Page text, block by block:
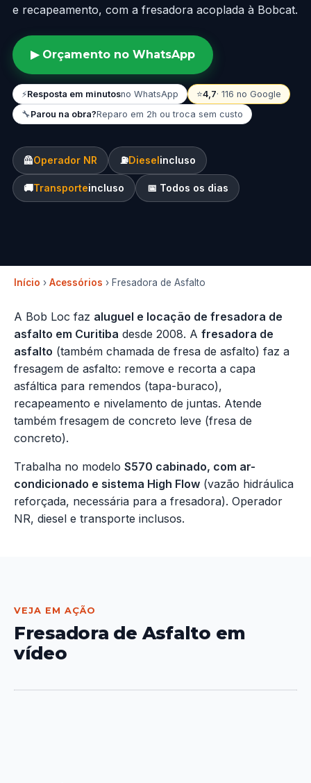
e recapeamento, com a fresadora acoplada à Bobcat.
▶ Orçamento no WhatsApp
⚡Resposta em minutosno WhatsApp ⭐4,7· 116 no Google
🔧Parou na obra?Reparo em 2h ou troca sem custo
🦺Operador NR ⛽Dieselincluso
🚚Transporteincluso 📅 Todos os dias
Início › Acessórios › Fresadora de Asfalto
A Bob Loc faz aluguel e locação de fresadora de
asfalto em Curitiba desde 2008. A fresadora de
asfalto (também chamada de fresa de asfalto) faz a
fresagem de asfalto: remove e recorta a capa
asfáltica para remendos (tapa-buraco),
recapeamento e nivelamento de juntas. Atende
também fresagem de concreto leve (fresa de
concreto).
Trabalha no modelo S570 cabinado, com ar-
condicionado e sistema High Flow (vazão hidráulica
reforçada, necessária para a fresadora). Operador
NR, diesel e transporte inclusos.
VEJA EM AÇÃO
Fresadora de Asfalto em
vídeo